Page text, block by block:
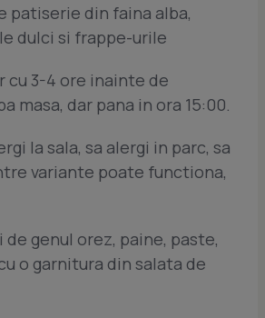
patiserie din faina alba,
dulci si frappe-urile
cu 3-4 ore inainte de
masa, dar pana in ora 15:00.
la sala, sa alergi in parc, sa
variante poate functiona,
genul orez, paine, paste,
o garnitura din salata de